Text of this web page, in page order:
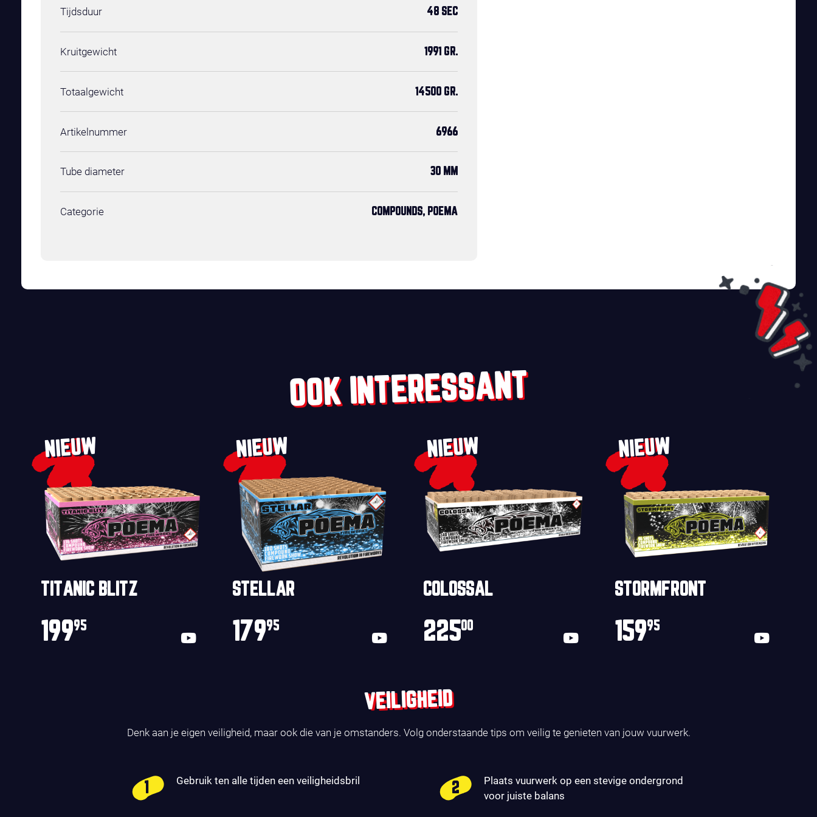
Tijdsduur 48 SEC
Kruitgewicht 1991 GR.
Totaalgewicht 14500 GR.
Artikelnummer 6966
Tube diameter 30 MM
Categorie COMPOUNDS, POEMA
OOK INTERESSANT
NIEUW
TITANIC BLITZ
19995
NIEUW
STELLAR
17995
NIEUW
COLOSSAL
22500
NIEUW
STORMFRONT
15995
VEILIGHEID
Denk aan je eigen veiligheid, maar ook die van je omstanders. Volg onderstaande tips om veilig te genieten van jouw vuurwerk.
Gebruik ten alle tijden een veiligheidsbril
Plaats vuurwerk op een stevige ondergrond
voor juiste balans